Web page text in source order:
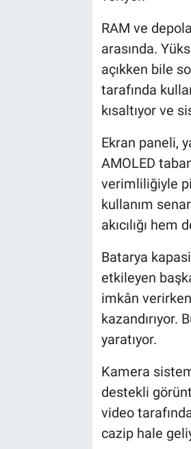
RAM ve
arasında.
açıkken bile
tarafında
kısaltıyor ve
Ekran paneli,
AMOLED
verimliliğiyle
kullanım
akıcılığı
Batarya
etkileyen
imkân
kazandırıyor.
yaratıyor.
Kamera
destekli
video
cazip hale